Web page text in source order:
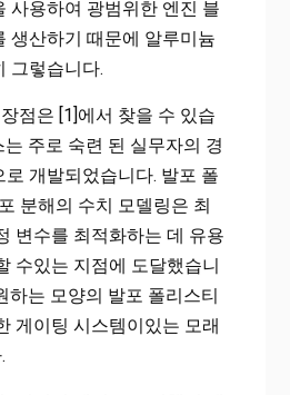
사용하여 광범위한 엔진 블
생산하기 때문에 알루미늄
그렇습니다.
점은 [1]에서 찾을 수 있습
는 주로 숙련 된 실무자의 경
개발되었습니다. 발포 폴
분해의 수치 모델링은 최
변수를 최적화하는 데 유용
수있는 지점에 도달했습니
하는 모양의 발포 폴리스티
게이팅 시스템이있는 모래